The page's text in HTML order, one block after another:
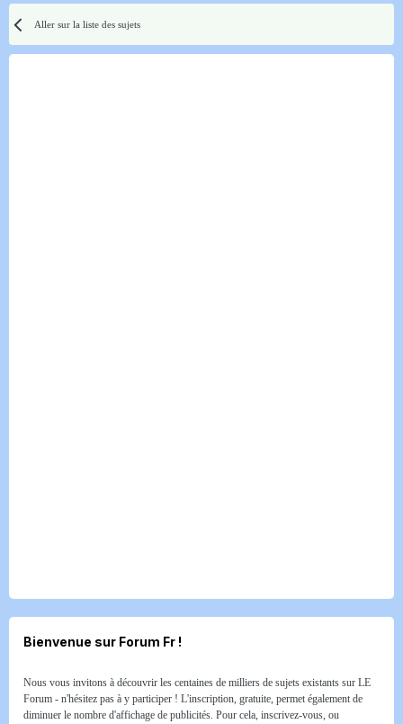
Aller sur la liste des sujets
Bienvenue sur Forum Fr !
Nous vous invitons à découvrir les centaines de milliers de sujets existants sur LE
Forum - n'hésitez pas à y participer ! L'inscription, gratuite, permet également de
diminuer le nombre d'affichage de publicités. Pour cela, inscrivez-vous, ou